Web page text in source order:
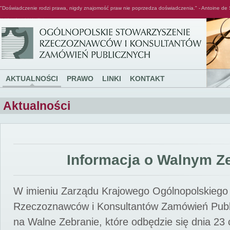
"Doświadczenie rodzi prawa, nigdy znajomość praw nie poprzedza doświadczenia." - Antoine de
AKTUALNOŚCI PRAWO LINKI KONTAKT
Aktualności
Informacja o Walnym
W imieniu Zarządu Krajowego
Rzeczoznawców i Konsultantów Zamówień
na Walne Zebranie, które odbędzie się dnia 23